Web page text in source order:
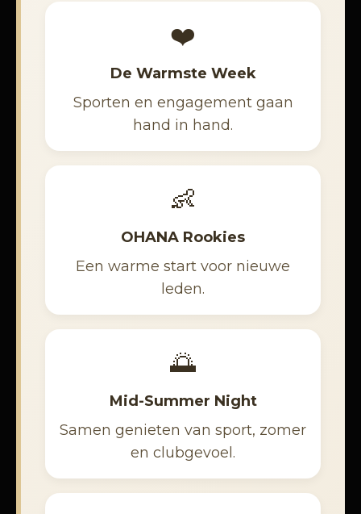
❤️
De Warmste Week
Sporten en engagement gaan
hand in hand.
👶
OHANA Rookies
Een warme start voor nieuwe
leden.
🌅
Mid-Summer Night
Samen genieten van sport, zomer
en clubgevoel.